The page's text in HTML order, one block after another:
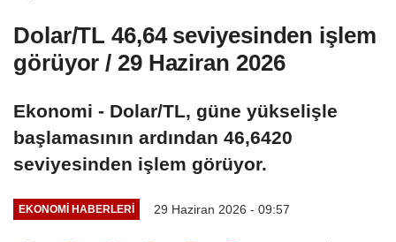
Dolar/TL 46,64 seviyesinden işlem
görüyor / 29 Haziran 2026
Ekonomi - Dolar/TL, güne yükselişle
başlamasının ardından 46,6420
seviyesinden işlem görüyor.
EKONOMI HABERLERI 29 Haziran 2026 - 09:57